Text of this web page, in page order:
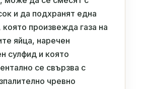
и да подхранят една
която произвежда газа на
яйца, наречен
сулфид и която
се свързва с
чревно